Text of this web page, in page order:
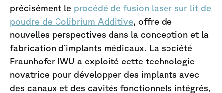
précisément le procédé de fusion laser sur lit de
poudre de Colibrium Additive, offre de
nouvelles perspectives dans la conception et la
fabrication d’implants médicaux. La société
Fraunhofer IWU a exploité cette technologie
novatrice pour développer des implants avec
des canaux et des cavités fonctionnels intégrés,